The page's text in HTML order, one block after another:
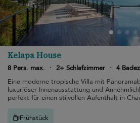
Kelapa House
8 Pers. max. · 2+ Schlafzimmer · 4
Eine moderne tropische Villa mit
luxuriöser Innenausstattung und
perfekt für einen stilvollen Aufenthalt in
Frühstück